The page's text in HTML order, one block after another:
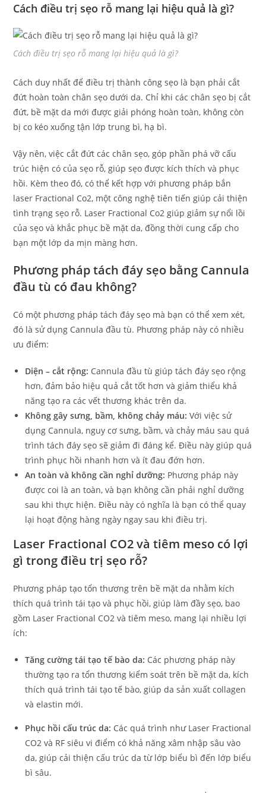
Cách điều trị sẹo rỗ mang lại hiệu quả là gì?
Cách điều trị sẹo rỗ mang lại hiệu quả là gì?
Cách duy nhất để điều trị thành công sẹo là bạn phải cắt
đứt hoàn toàn chân sẹo dưới da. Chỉ khi các chân sẹo bị cắt
đứt, bề mặt da mới được giải phóng hoàn toàn, không còn
bị co kéo xuống tận lớp trung bì, hạ bì.
Vậy nên, việc cắt đứt các chân sẹo, góp phần phá vỡ cấu
trúc hiện có của sẹo rỗ, giúp sẹo được kích thích và phục
hồi. Kèm theo đó, có thể kết hợp với phương pháp bắn
laser Fractional Co2, một công nghệ tiên tiến giúp cải thiện
tình trạng sẹo rỗ. Laser Fractional Co2 giúp giảm sự nổi lồi
của sẹo và khắc phục bề mặt da, đồng thời cung cấp cho
bạn một lớp da mịn màng hơn.
Phương pháp tách đáy sẹo bằng Cannula
đầu tù có đau không?
Có một phương pháp tách đáy sẹo mà bạn có thể xem xét,
đó là sử dụng Cannula đầu tù. Phương pháp này có nhiều
ưu điểm:
Diện – cắt rộng: Cannula đầu tù giúp tách đáy sẹo rộng
hơn, đảm bảo hiệu quả cắt tốt hơn và giảm thiểu khả
năng tạo ra các vết thương khác trên da.
Không gây sưng, bầm, không chảy máu:Với việc sử
dụng Cannula, nguy cơ sưng, bầm, và chảy máu sau quá
trình tách đáy sẹo sẽ giảm đi đáng kể. Điều này giúp quá
trình phục hồi nhanh hơn và ít đau đớn hơn.
An toàn và không cần nghỉ dưỡng: Phương pháp này
được coi là an toàn, và bạn không cần phải nghỉ dưỡng
sau khi thực hiện. Điều này có nghĩa là bạn có thể quay
lại hoạt động hàng ngày ngay sau khi điều trị.
Laser Fractional CO2 và tiêm meso có lợi
gì trong điều trị sẹo rỗ?
Phương pháp tạo tổn thương trên bề mặt da nhằm kích
thích quá trình tái tạo và phục hồi, giúp làm đầy sẹo, bao
gồm Laser Fractional CO2 và tiêm meso, mang lại nhiều lợi
ích:
Tăng cường tái tạo tế bào da: Các phương pháp này
thường tạo ra tổn thương kiểm soát trên bề mặt da, kích
thích quá trình tái tạo tế bào, giúp da sản xuất collagen
và elastin mới.
Phục hồi cấu trúc da: Các quá trình như Laser Fractional
CO2 và RF siêu vi điểm có khả năng xâm nhập sâu vào
da, giúp cải thiện cấu trúc da từ lớp biểu bì đến lớp biểu
bì sâu.